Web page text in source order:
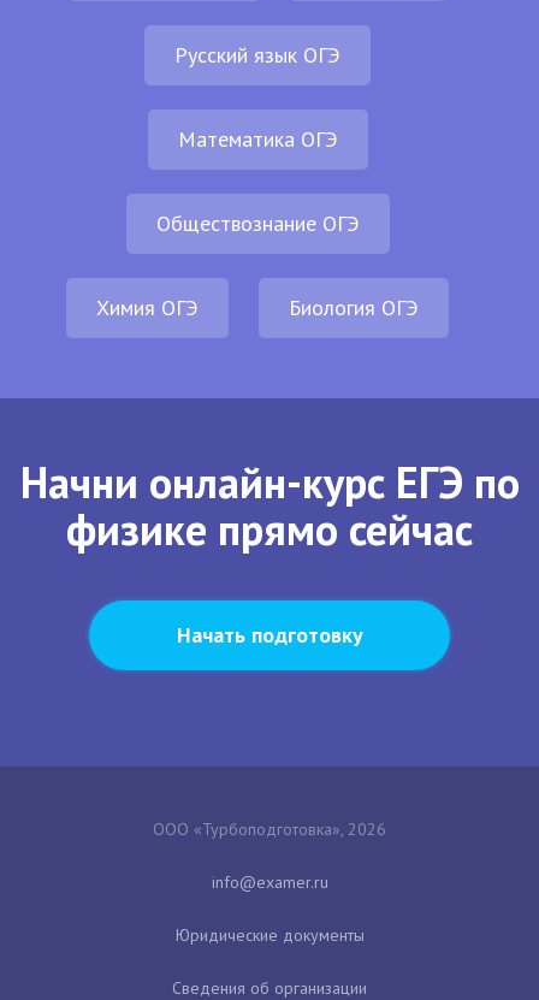
Русский язык ОГЭ
Математика ОГЭ
Обществознание ОГЭ
Химия ОГЭ Биология ОГЭ
Начни онлайн-курс ЕГЭ по
физике прямо сейчас
Начать подготовку
ООО «Турбоподготовка», 2026
Юридические документы
Сведения об организации